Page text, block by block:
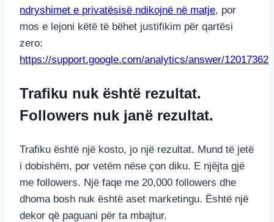
ndryshimet e privatësisë ndikojnë në matje, por
mos e lejoni këtë të bëhet justifikim për qartësi
zero:
https://support.google.com/analytics/answer/12017362
Trafiku nuk është rezultat.
Followers nuk janë rezultat.
Trafiku është një kosto, jo një rezultat. Mund të jetë
i dobishëm, por vetëm nëse çon diku. E njëjta gjë
me followers. Një faqe me 20,000 followers dhe
dhoma bosh nuk është aset marketingu. Është një
dekor që paguani për ta mbajtur.